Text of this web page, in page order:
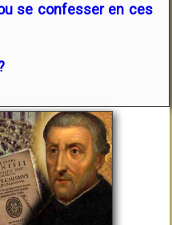
se confesser en ces